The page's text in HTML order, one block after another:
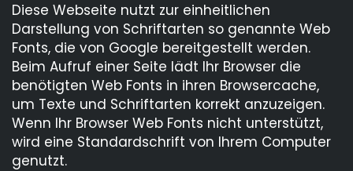
Diese Webseite nutzt zur einheitlichen
Darstellung von Schriftarten so genannte Web
Fonts, die von Google bereitgestellt werden.
Beim Aufruf einer Seite lädt Ihr Browser die
benötigten Web Fonts in ihren Browsercache,
um Texte und Schriftarten korrekt anzuzeigen.
Wenn Ihr Browser Web Fonts nicht unterstützt,
wird eine Standardschrift von Ihrem Computer
genutzt.